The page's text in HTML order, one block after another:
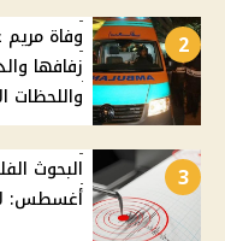
2
وفاة
زفافها
واللحظات
3
أغسطس: